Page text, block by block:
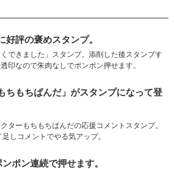
評の褒めスタンプ。
できました」スタンプ。添削した後スタンプす
印なので朱肉なしでポンポン押せます。
ちもちぱんだ」がスタンプになって登
ターもちもちぱんだの応援コメントスタンプ。
しコメントでやる気アップ。
ポン連続で押せます。